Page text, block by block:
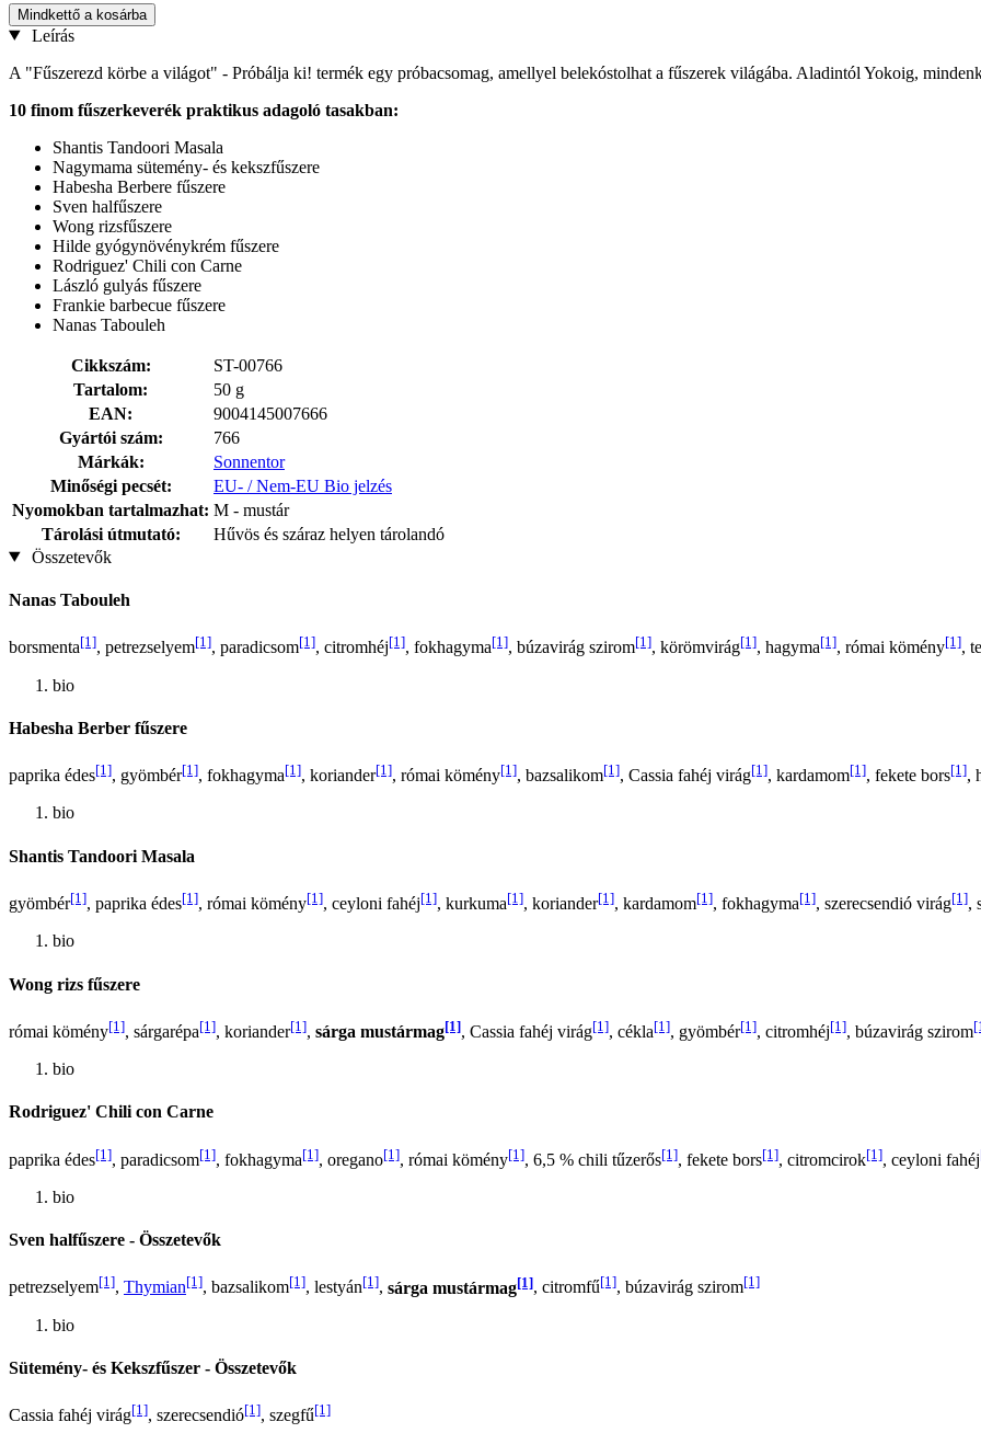
Mindkettő a kosárba
Leírás
A "Fűszerezd körbe a világot" - Próbálja ki! termék egy próbacsomag, amellyel belekóstolhat a fűszerek világába. Aladintól Yokoig,
10 finom fűszerkeverék praktikus adagoló tasakban:
Shantis Tandoori Masala
Nagymama sütemény- és kekszfűszere
Habesha Berbere fűszere
Sven halfűszere
Wong rizsfűszere
Hilde gyógynövénykrém fűszere
Rodriguez' Chili con Carne
László gulyás fűszere
Frankie barbecue fűszere
Nanas Tabouleh
Cikkszám:
ST-00766
Tartalom:
50 g
EAN:
9004145007666
Gyártói szám:
766
Márkák:
Sonnentor
Minőségi pecsét:
EU- / Nem-EU Bio jelzés
Nyomokban tartalmazhat: M - mustár
Tárolási útmutató:
Hűvös és száraz helyen tárolandó
Összetevők
Nanas Tabouleh
borsmenta[1], petrezselyem[1], paradicsom[1], citromhéj[1], fokhagyma[1], búzavirág szirom[1], körömvirág[1], hagyma[1], római kömény[1],
bio
Habesha Berber fűszere
paprika édes[1], gyömbér[1], fokhagyma[1], koriander[1], római kömény[1], bazsalikom[1], Cassia fahéj virág[1], kardamom[1], fekete bors[1],
bio
Shantis Tandoori Masala
gyömbér[1], paprika édes[1], római kömény[1], ceyloni fahéj[1], kurkuma[1], koriander[1], kardamom[1], fokhagyma[1], szerecsendió virág[1],
bio
Wong rizs fűszere
római kömény[1], sárgarépa[1], koriander[1], sárga mustármag[1], Cassia fahéj virág[1], cékla[1], gyömbér[1], citromhéj[1], búzavirág szirom
bio
Rodriguez' Chili con Carne
paprika édes[1], paradicsom[1], fokhagyma[1], oregano[1], római kömény[1], 6,5 % chili tűzerős[1], fekete bors[1], citromcirok[1], ceyloni fahéj
bio
Sven halfűszere - Összetevők
petrezselyem[1], Thymian[1], bazsalikom[1], lestyán[1], sárga mustármag[1], citromfű[1], búzavirág szirom[1]
bio
Sütemény- és Kekszfűszer - Összetevők
Cassia fahéj virág[1], szerecsendió[1], szegfű[1]